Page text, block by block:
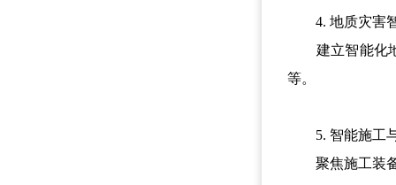
4. 地质灾害智
建立智能化地
等。
5. 智能施工与
聚焦施工装备